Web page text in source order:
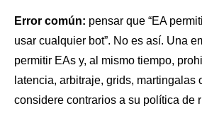
Error común: pensar que “EA
usar cualquier bot”. No es así. Una
permitir EAs y, al mismo tiempo,
latencia, arbitraje, grids, martingalas
considere contrarios a su política de